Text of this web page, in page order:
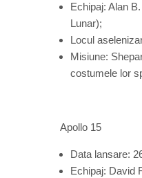
Echipaj: Alan
Lunar);
Locul
Misiune:
costumele lor
Apollo 15
Data lansare:
Echipaj: David